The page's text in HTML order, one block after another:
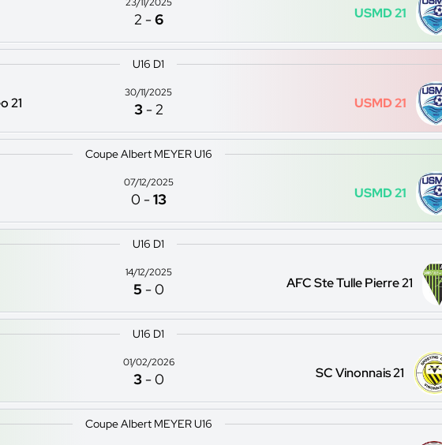
2 -6 USMD 21
U16 D1
21
30/11/2025
3 -2 USMD 21
Coupe Albert MEYER U16
07/12/2025
0 -13 USMD 21
U16 D1
14/12/2025
5 -0 AFC Ste Tulle Pierre 21
U16 D1
01/02/2026
3 -0 SC Vinonnais 21
Coupe Albert MEYER U16